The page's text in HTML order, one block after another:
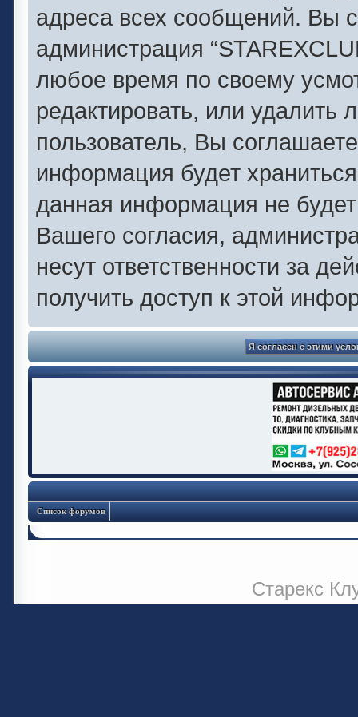
адреса всех сообщений. Вы
администрация
любое время по своему
редактировать, или
пользователь, Вы
информация будет
данная информация не
Вашего согласия,
несут ответственности за
получить доступ к этой
Список форумов
Старекс